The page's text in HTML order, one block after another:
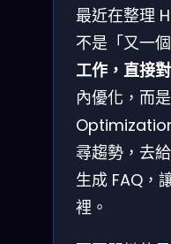
最近在整理
不是「又一
工作，直接
內優化，而
尋趨勢，去
生成 FAQ，
裡。